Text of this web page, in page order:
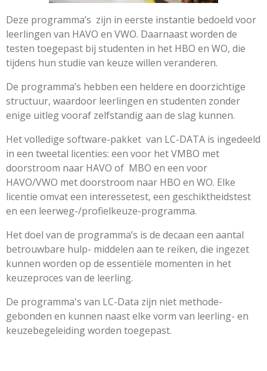
Deze programma’s zijn in eerste instantie bedoeld voor
leerlingen van HAVO en VWO. Daarnaast worden de
testen toegepast bij studenten in het HBO en WO, die
tijdens hun studie van keuze willen veranderen.
De programma’s hebben een heldere en doorzichtige
structuur, waardoor leerlingen en studenten zonder
enige uitleg vooraf zelfstandig aan de slag kunnen.
Het volledige software-pakket van LC-DATA is ingedeeld
in een tweetal licenties: een voor het VMBO met
doorstroom naar HAVO of MBO en een voor
HAVO/VWO met doorstroom naar HBO en WO. Elke
licentie omvat een interessetest, een geschiktheidstest
en een leerweg-/profielkeuze-programma.
Het doel van de programma’s is de decaan een aantal
betrouwbare hulp- middelen aan te reiken, die ingezet
kunnen worden op de essentiële momenten in het
keuzeproces van de leerling.
De programma's van LC-Data zijn niet methode-
gebonden en kunnen naast elke vorm van leerling- en
keuzebegeleiding worden toegepast.